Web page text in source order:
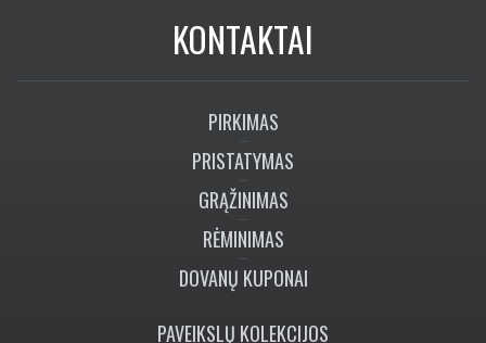
KONTAKTAI
PIRKIMAS
PRISTATYMAS
GRĄŽINIMAS
RĖMINIMAS
DOVANŲ KUPONAI
PAVEIKSLŲ KOLEKCIJOS